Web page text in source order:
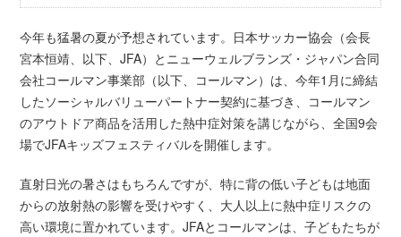
今年も猛暑の夏が予想されています。日本サッカー協会（会長
宮本恒靖、以下、JFA）とニューウェルブランズ・ジャパン合同
会社コールマン事業部（以下、コールマン）は、今年1月に締結
したソーシャルバリューパートナー契約に基づき、コールマン
のアウトドア商品を活用した熱中症対策を講じながら、全国9会
場でJFAキッズフェスティバルを開催します。
直射日光の暑さはもちろんですが、特に背の低い子どもは地面
からの放射熱の影響を受けやすく、大人以上に熱中症リスクの
高い環境に置かれています。JFAとコールマンは、子どもたちが